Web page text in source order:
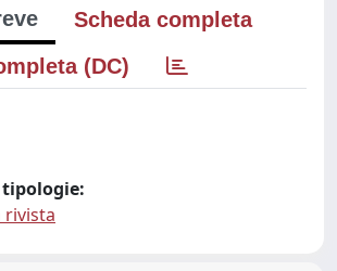
Scheda completa
(DC)
rivista